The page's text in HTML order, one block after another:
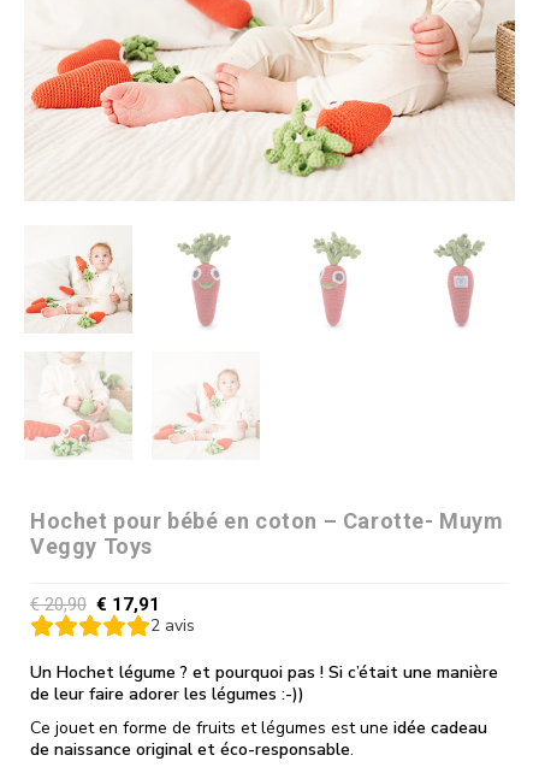
Hochet pour bébé en coton – Carotte- Muym
Veggy Toys
€20,90 € 17,91
2 avis
Un Hochet légume ? et pourquoi pas ! Si c’était une manière
de leur faire adorer les légumes :-))
Ce jouet en forme de fruits et légumes est une idée cadeau
de naissance original et éco-responsable.